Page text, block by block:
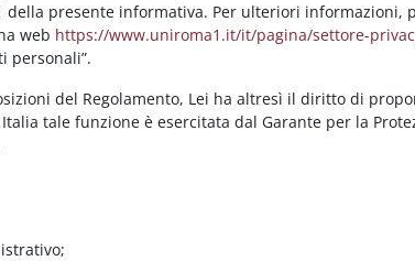
della presente informativa. Per ulteriori informazioni,
web https://www.uniroma1.it/it/pagina/settore-
personali”.
del Regolamento, Lei ha altresì il diritto di
tale funzione è esercitata dal Garante per la